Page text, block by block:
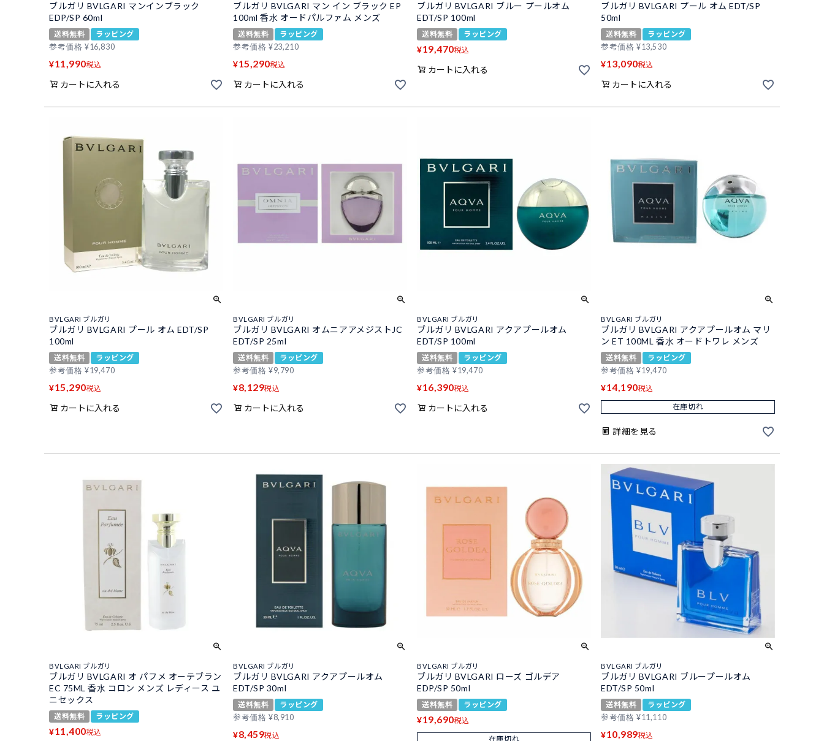
ブルガリ BVLGARI マンインブラック
EDP/SP 60ml
送料無料
ラッピング
参考価格 ¥16,830
¥11,990税込
カートに入れる
ブルガリ BVLGARI マン イン ブラック EP
100ml 香水 オードパルファム メンズ
送料無料
ラッピング
参考価格 ¥23,210
¥15,290税込
カートに入れる
ブルガリ BVLGARI ブルー プールオム
EDT/SP 100ml
送料無料 ラッピング
¥19,470税込
カートに入れる
ブルガリ BVLGARI プール オム EDT/SP
50ml
送料無料
ラッピング
参考価格 ¥13,530
¥13,090税込
カートに入れる
BVLGARI ブルガリ
ブルガリ BVLGARI プール オム EDT/SP
100ml
送料無料
ラッピング
参考価格 ¥19,470
¥15,290税込
カートに入れる
BVLGARI ブルガリ
ブルガリ BVLGARI オムニアアメジストJC
EDT/SP 25ml
送料無料
ラッピング
参考価格 ¥9,790
¥8,129税込
カートに入れる
BVLGARI ブルガリ
ブルガリ BVLGARI アクアプールオム
EDT/SP 100ml
送料無料
ラッピング
参考価格 ¥19,470
¥16,390税込
カートに入れる
BVLGARI ブルガリ
ブルガリ BVLGARI アクアプールオム マリ
ン ET 100ML 香水 オードトワレ メンズ
送料無料
ラッピング
参考価格 ¥19,470
¥14,190税込
在庫切れ
詳細を見る
BVLGARI ブルガリ
ブルガリ BVLGARI オ パフメ オーテブラン
EC 75ML 香水 コロン メンズ レディース ユ
ニセックス
送料無料 ラッピング
¥11,400税込
BVLGARI ブルガリ
ブルガリ BVLGARI アクアプールオム
EDT/SP 30ml
送料無料
ラッピング
参考価格 ¥8,910
¥8,459税込
BVLGARI ブルガリ
ブルガリ BVLGARI ローズ ゴルデア
EDP/SP 50ml
送料無料 ラッピング
¥19,690税込
在庫切れ
BVLGARI ブルガリ
ブルガリ BVLGARI ブループールオム
EDT/SP 50ml
送料無料
ラッピング
参考価格 ¥11,110
¥10,989税込